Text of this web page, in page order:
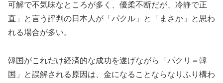
可解で不気味なところが多く、優柔不断だが、冷静で正
直」と言う評判の日本人が「パクル」と「まさか」と思わ
れる場合が多い。
韓国がこれだけ経済的な成功を遂げながら「パクリ＝韓
国」と誤解される原因は、金になることならなりふり構わ